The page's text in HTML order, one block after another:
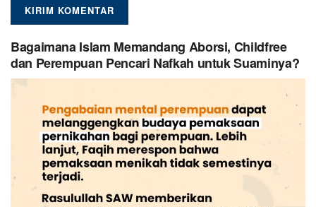
Bagaimana Islam Memandang Aborsi, Childfree
dan Perempuan Pencari Nafkah untuk Suaminya?